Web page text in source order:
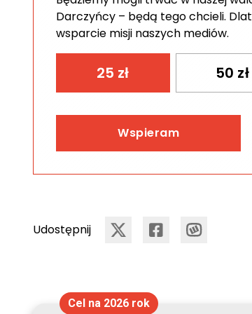
Darczyńcy – będą tego chcieli.
wsparcie misji naszych mediów.
25 zł 50 zł
Wspieram
Udostępnij
Cel na 2026 rok